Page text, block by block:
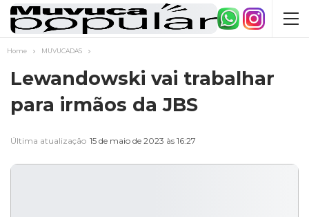
Home MUVUCADAS
Lewandowski vai trabalhar
para irmãos da JBS
Última atualização 15 de maio de 2023 às 16:27